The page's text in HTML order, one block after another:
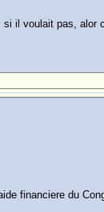
il voulait pas, alor
financiere du